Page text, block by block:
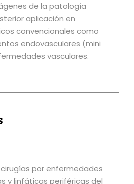
de la patología
aplicación en
convencionales como
endovasculares (mini
vasculares.
por enfermedades
y linfáticas periféricas del